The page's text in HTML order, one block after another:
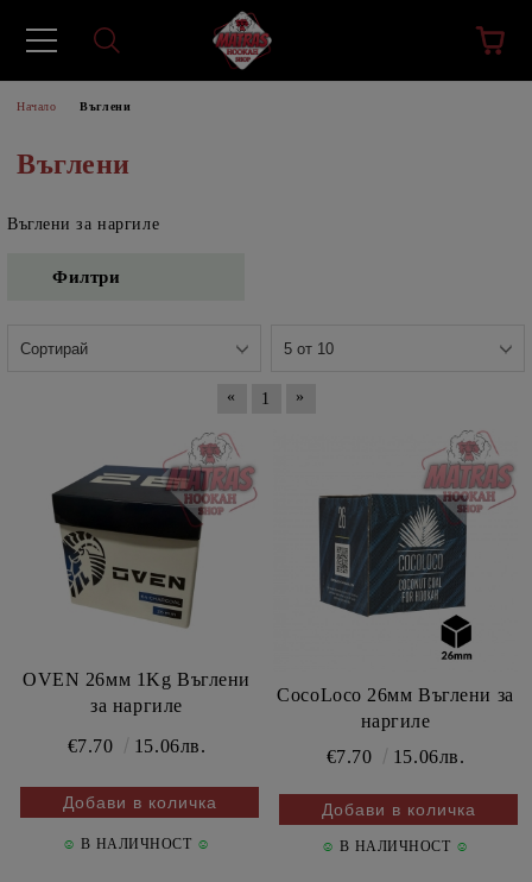
Начало Въглени
Въглени
Въглени за наргиле
Филтри
« 1 »
OVEN 26мм 1Kg Въглени
за наргиле
€7.70
15.06лв.
☺ В НАЛИЧНОСТ ☺
CocoLoco 26мм Въглени за
наргиле
€7.70
15.06лв.
☺ В НАЛИЧНОСТ ☺